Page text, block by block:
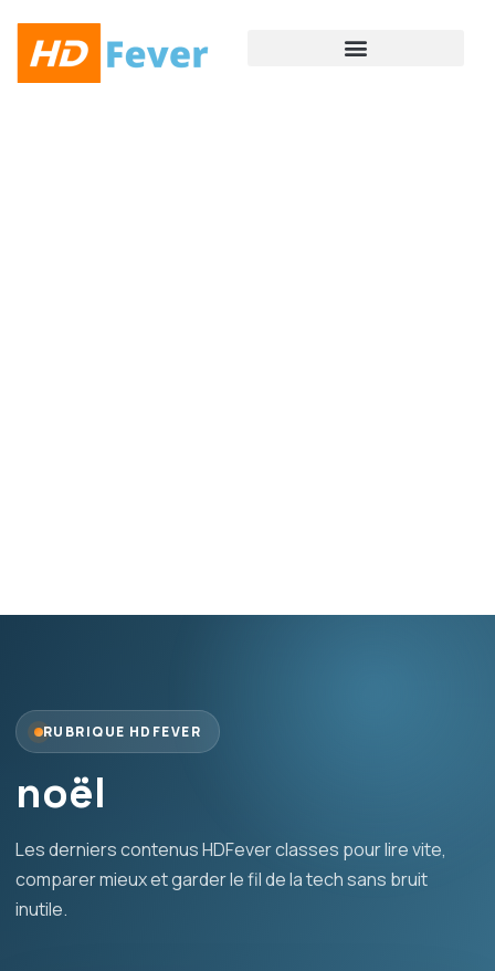
RUBRIQUE HDFEVER
noël
Les derniers contenus HDFever classes pour lire vite,
comparer mieux et garder le fil de la tech sans bruit
inutile.